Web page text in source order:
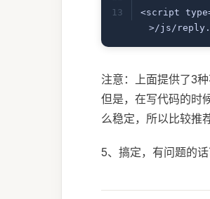
<script
>/js/
注意：上面提供了3
但是，在写代码的时
么稳定，所以比较推
5、搞定，有问题的